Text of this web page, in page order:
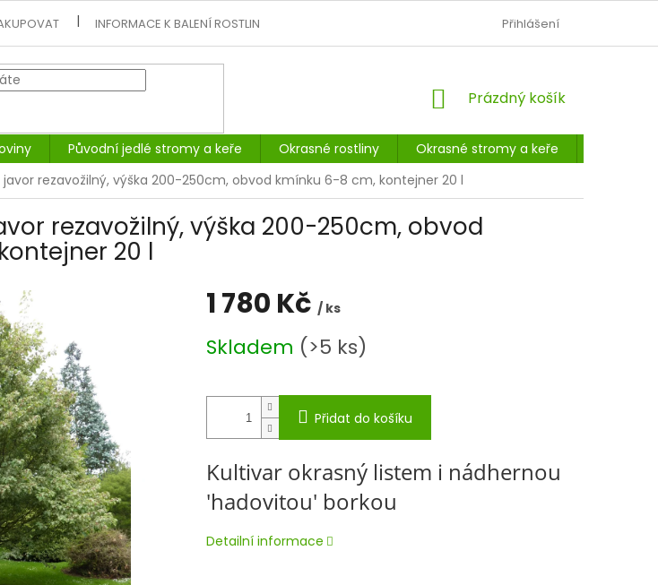
INFORMACE K BALENÍ ROSTLIN PODMÍNKY OCHRANY OSOBNÍCH
Přihlášení
NÁKUPNÍ
Prázdný košík
Původní jedlé stromy a keře Okrasné rostliny Okrasné stromy a keře
rezavožilný, výška 200-250cm, obvod kmínku 6-8 cm, kontejner 20 l
rezavožilný, výška 200-250cm, obvod
20 l
1 780 Kč / ks
cena:
Skladem (>5 ks)
Přidat do košíku
Kultivar okrasný listem i nádhernou
'hadovitou' borkou
Detailní informace